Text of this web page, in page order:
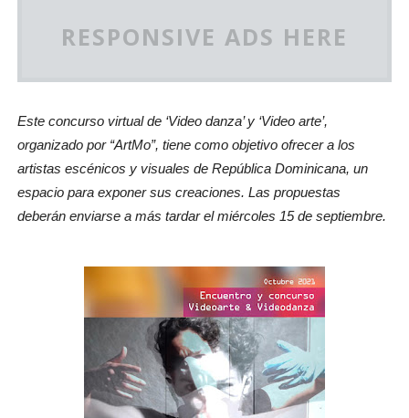
RESPONSIVE ADS HERE
Este concurso virtual de ‘Video danza’ y ‘Video arte’,
organizado por “ArtMo”, tiene como objetivo ofrecer a los
artistas escénicos y visuales de República Dominicana, un
espacio para exponer sus creaciones. Las propuestas
deberán enviarse a más tardar el miércoles 15 de septiembre.